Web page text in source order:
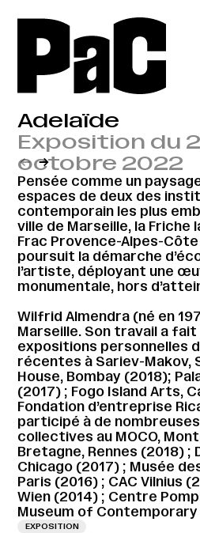
Adelaïde
Exposition du
octobre 2022
← →
Pensée comme un
espaces de deux des
contemporain les plus
ville de Marseille, la Friche
Frac Provence-Alpes-Côte
poursuit la démarche
l’artiste, déployant une
monumentale, hors
Wilfrid Almendra (né en
Marseille. Son travail a fait
expositions personnelles
récentes à Sariev-Makov,
House, Bombay (2018);
(2017) ; Fogo Island Arts,
Fondation d’entreprise
participé à de
collectives au MOCO,
Bretagne, Rennes (2018) ;
Chicago (2017) ; Musée
Paris (2016) ; CAC Vilnius
Wien (2014) ; Centre
Museum of Contemporary
EXPOSITION